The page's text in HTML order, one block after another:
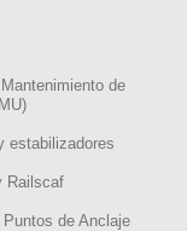
de
estabilizadores
Railscaf
de Anclaje